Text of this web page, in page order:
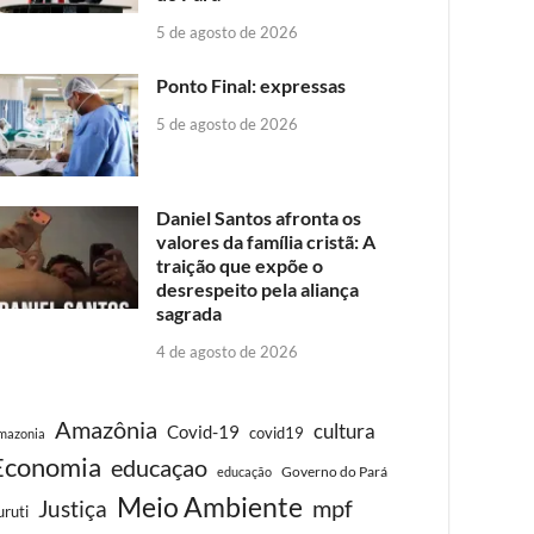
5 de agosto de 2026
Ponto Final: expressas
5 de agosto de 2026
Daniel Santos afronta os
valores da família cristã: A
traição que expõe o
desrespeito pela aliança
sagrada
4 de agosto de 2026
Amazônia Covid-19 covid19 cultura
educaçao educação Governo do Pará
Justiça Meio Ambiente mpf